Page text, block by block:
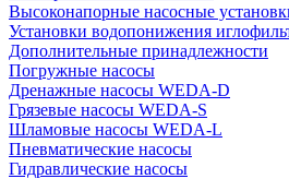
Высоконапорные насосные
Установки водопонижения
Дополнительные принадлежности
Погружные насосы
Дренажные насосы WEDA-D
Грязевые насосы WEDA-S
Шламовые насосы WEDA-L
Пневматические насосы
Гидравлические насосы